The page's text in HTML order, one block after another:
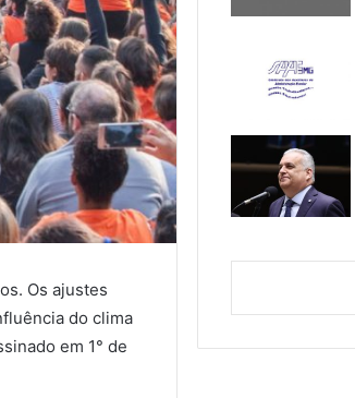
Os ajustes
do clima
em 1° de